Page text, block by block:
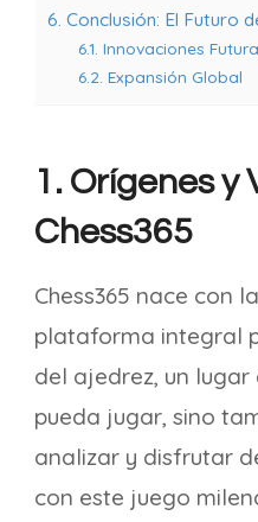
6. Conclusión: El Futuro
6.1. Innovaciones
6.2. Expansión Global
1. Orígenes y
Chess365
Chess365 nace con
plataforma integral
del ajedrez, un
pueda jugar, sino
analizar y disfrutar
con este juego